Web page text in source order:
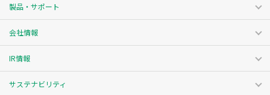
製品・サポート
会社情報
IR情報
サステナビリティ